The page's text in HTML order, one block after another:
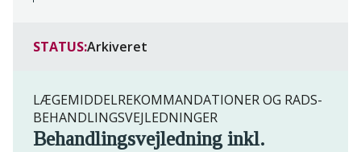
STATUS:Arkiveret
LÆGEMIDDELREKOMMANDATIONER OG RADS-
BEHANDLINGSVEJLEDNINGER
Behandlingsvejledning inkl.